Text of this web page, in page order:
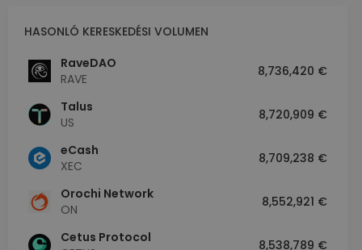
HASONLÓ KERESKEDÉSI VOLUMEN
RaveDAO
RAVE
8,736,420 €
Talus
US
8,720,909 €
eCash
XEC
8,709,238 €
Orochi Network
ON
8,552,921 €
Cetus Protocol
8,538,789 €